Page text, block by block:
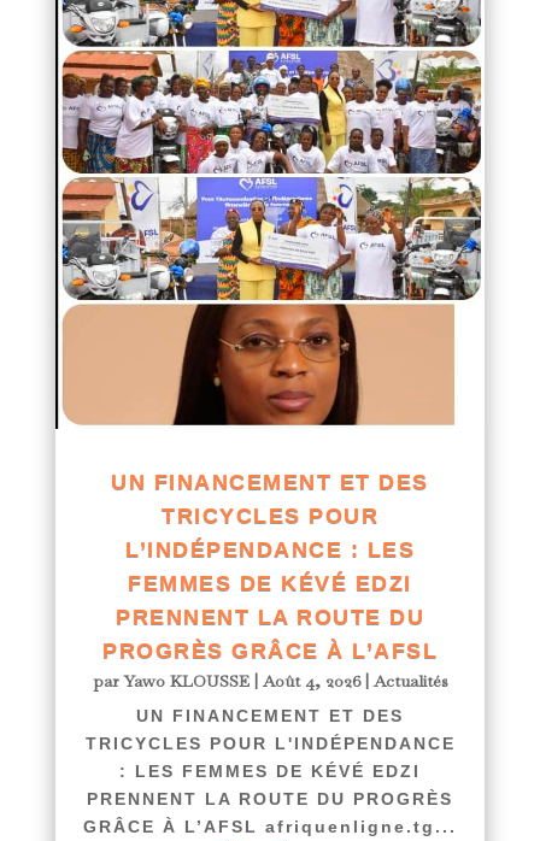
UN FINANCEMENT ET DES
TRICYCLES POUR
L’INDÉPENDANCE : LES
FEMMES DE KÉVÉ EDZI
PRENNENT LA ROUTE DU
PROGRÈS GRÂCE À L’AFSL
parYawo KLOUSSE|Août 4, 2026|Actualités
UN FINANCEMENT ET DES
TRICYCLES POUR L'INDÉPENDANCE
: LES FEMMES DE KÉVÉ EDZI
PRENNENT LA ROUTE DU PROGRÈS
GRÂCE À L’AFSL afriquenligne.tg...